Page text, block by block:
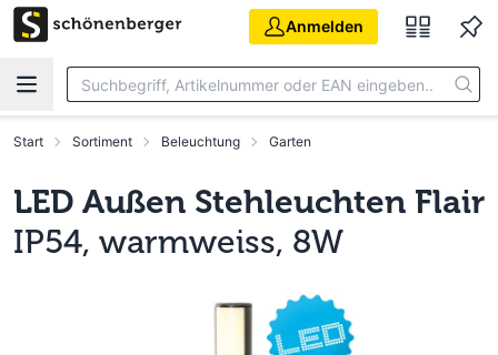
Zum Hauptinhalt springen
Anmelden
Start Sortiment Beleuchtung Garten
LED Außen Stehleuchten Flair
IP54, warmweiss, 8W